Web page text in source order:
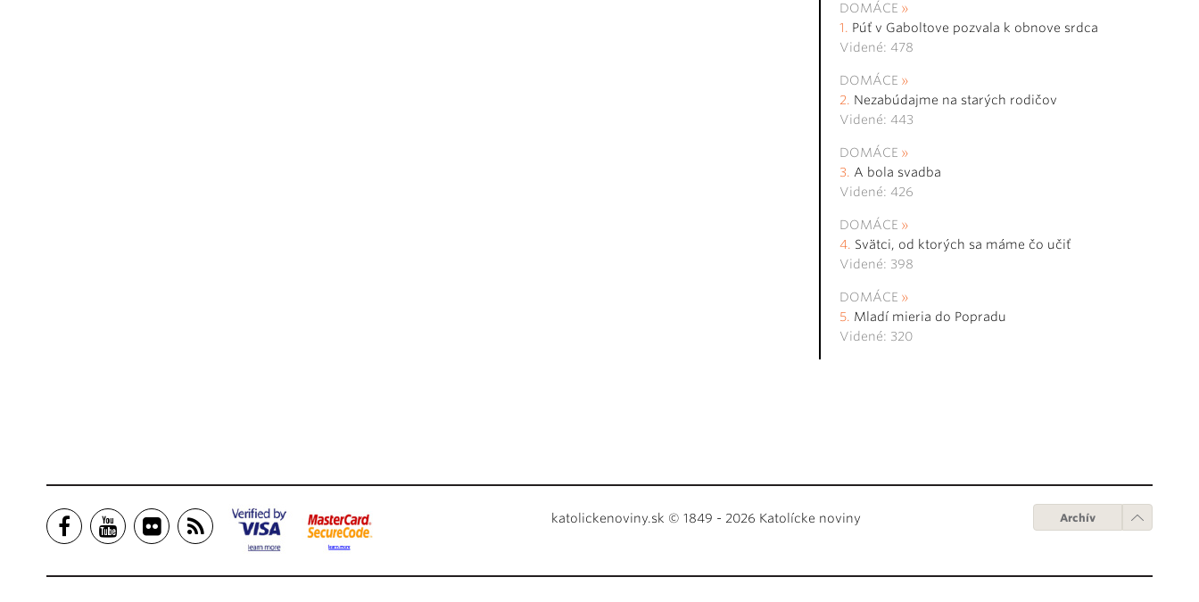
DOMÁCE
Púť v Gaboltove pozvala k obnove srdca
Videné: 478
DOMÁCE
Nezabúdajme na starých rodičov
Videné: 443
DOMÁCE
A bola svadba
Videné: 426
DOMÁCE
Svätci, od ktorých sa máme čo učiť
Videné: 398
DOMÁCE
Mladí mieria do Popradu
Videné: 320
katolickenoviny.sk © 1849 - 2026 Katolícke noviny Archív